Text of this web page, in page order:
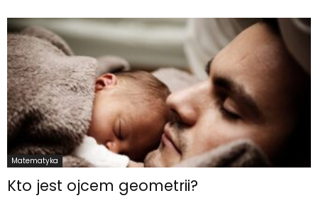
Matematyka
Kto jest ojcem geometrii?